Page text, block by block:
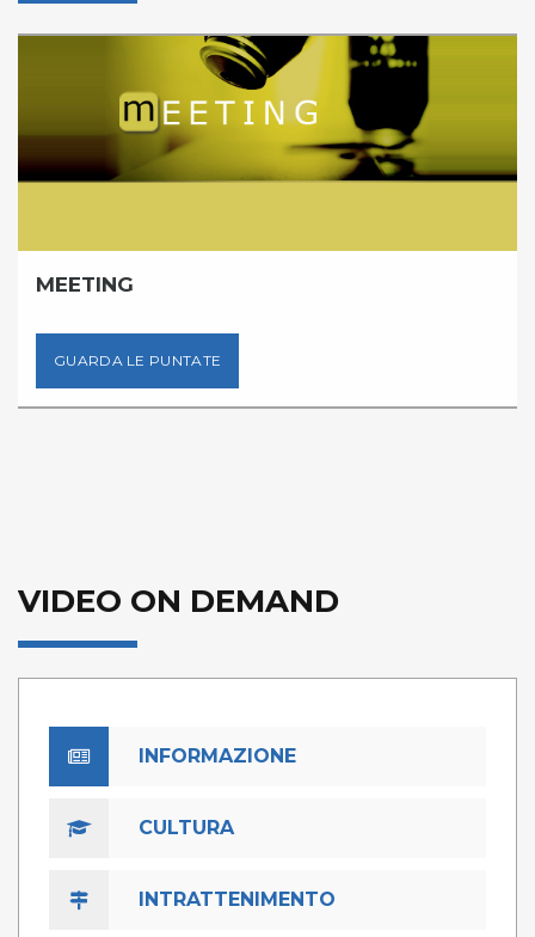
MEETING
GUARDA LE PUNTATE
VIDEO ON DEMAND
INFORMAZIONE
CULTURA
INTRATTENIMENTO